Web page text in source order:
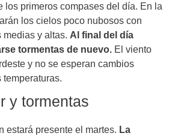
los primeros compases del día. En la
los cielos poco nubosos con
medias y altas. Al final del día
tormentas de nuevo. El viento
y no se esperan cambios
y tormentas
estará presente el martes. La